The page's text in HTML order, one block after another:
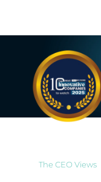
The CEO Views